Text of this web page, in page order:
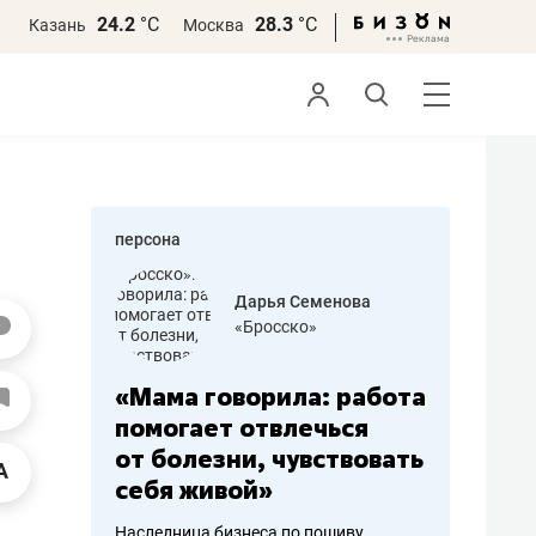
Казань 24.2 °С Москва 28.3 °С
персона
Дарья Семенова
«Бросско»
«Мама говорила: работа
помогает отвлечься
от болезни, чувствовать
себя живой»